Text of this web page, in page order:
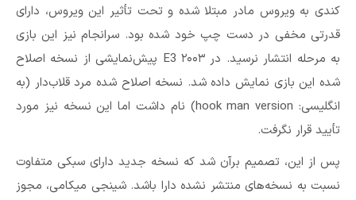
کندی به ویروس مادر مبتلا شده و تحت تأثیر این ویروس، دارای
قدرتی مخفی در دست چپ خود شده بود. سرانجام نیز این بازی
به مرحله انتشار نرسید. در E3 ۲۰۰۳ پیش‌نمایشی از نسخه اصلاح
شده این بازی نمایش داده شد. نسخه اصلاح شده مرد قلاب‌دار (به
انگلیسی: hook man version) نام داشت اما این نسخه نیز مورد
تأیید قرار نگرفت.
پس از این، تصمیم برآن شد که نسخه جدید دارای سبکی متفاوت
نسبت به نسخه‌های منتشر نشده دارا باشد. شینجی میکامی، مجوز